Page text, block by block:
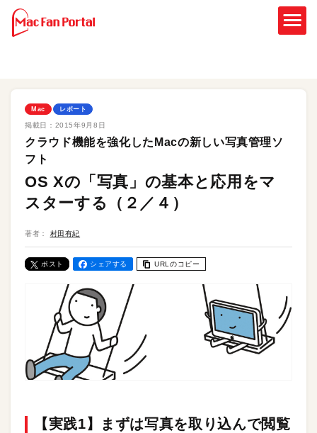
Mac レポート
掲載日： 2015年9月8日
クラウド機能を強化したMacの新しい写真管理ソ
フト
OS Xの「写真」の基本と応用をマ
スターする（２／４）
著者： 村田有紀
ポスト シェアする URLのコピー
【実践1】まずは写真を取り込んで閲覧